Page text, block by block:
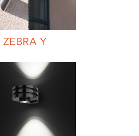
ZEBRA Y